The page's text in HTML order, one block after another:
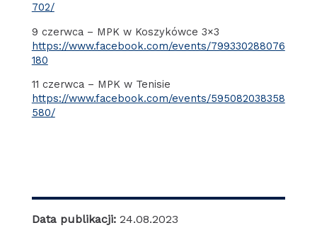
702/
9 czerwca – MPK w Koszykówce 3×3
https://www.facebook.com/events/799330288076
180
11 czerwca – MPK w Tenisie
https://www.facebook.com/events/595082038358
580/
Data publikacji: 24.08.2023